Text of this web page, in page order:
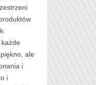
CIEKAWOSTKI
ale
i
i